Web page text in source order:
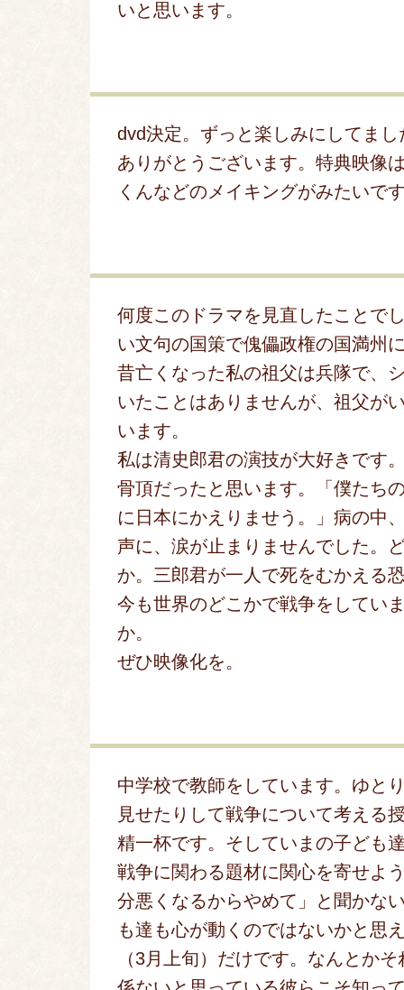
いと思います。
dvd決定。ずっと楽しみにしてまし
ありがとうございます。特典映像
くんなどのメイキングがみたいで
何度このドラマを見直したことで
い文句の国策で傀儡政権の国満州
昔亡くなった私の祖父は兵隊で、
いたことはありませんが、祖父が
います。
私は清史郎君の演技が大好きです
骨頂だったと思います。「僕たち
に日本にかえりませう。」病の中
声に、涙が止まりませんでした。
か。三郎君が一人で死をむかえる
今も世界のどこかで戦争をしてい
か。
ぜひ映像化を。
中学校で教師をしています。ゆと
見せたりして戦争について考える
精一杯です。そしていまの子ども
戦争に関わる題材に関心を寄せよ
分悪くなるからやめて」と聞かな
も達も心が動くのではないかと思
（3月上旬）だけです。なんとか